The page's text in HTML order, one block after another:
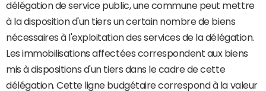
délégation de service public, une commune peut mettre
à la disposition d'un tiers un certain nombre de biens
nécessaires à l'exploitation des services de la délégation.
Les immobilisations affectées correspondent aux biens
mis à dispositions d'un tiers dans le cadre de cette
délégation. Cette ligne budgétaire correspond à la valeur